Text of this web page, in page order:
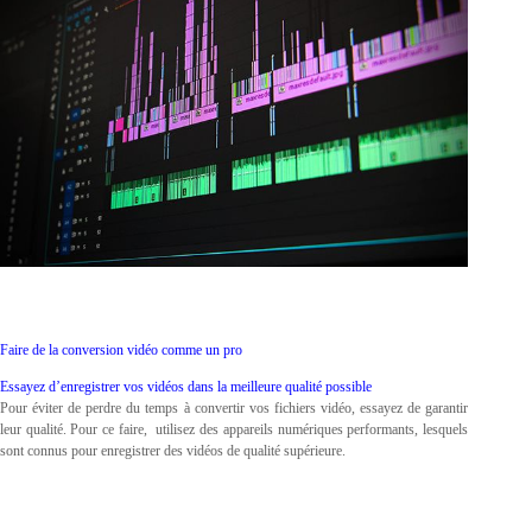
Faire de la conversion vidéo comme un pro
Essayez d’enregistrer vos vidéos dans la meilleure qualité possible
Pour éviter de perdre du temps à convertir vos fichiers vidéo, essayez de garantir
leur qualité. Pour ce faire, utilisez des appareils numériques performants, lesquels
sont connus pour enregistrer des vidéos de qualité supérieure.